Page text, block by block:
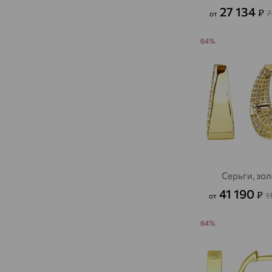
от 27 134 ₽
Серьги,
от 41 190 ₽
64%
64%